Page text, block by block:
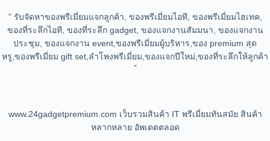
” รับจัดหาของพรีเมี่ยมแจกลูกค้า, ของพรีเมี่ยมไอที, ของพรีเมี่ยมไฮเทค,
ของที่ระลึกไอที, ของที่ระลึก gadget, ของแจกงานสัมมนา, ของแจกงาน
ประชุม, ของแจกงาน event,ของพรีเมี่ยมผู้บริหาร,ของ premium สุด
หรู,ของพรีเมี่ยม gift set,ลำโพงพรีเมี่ยม,ของแจกปีใหม่,ของที่ระลึกให้ลูกค้า
“
www.24gadgetpremium.com เว็บรวมสินค้า IT พรีเมี่ยมทันสมัย สินค้า
หลากหลาย อัพเดตตลอด